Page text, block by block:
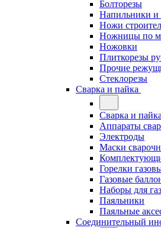
Болторезы
Напильники и
Ножи
Ножницы по
Ножовки
Плиткорезы
Прочие
Стеклорезы
Сварка и пайка
Сварка и пайка
Аппараты
Электроды
Маски
Горелки
Газовые
Наборы для
Паяльники
Паяльные
Соединительный